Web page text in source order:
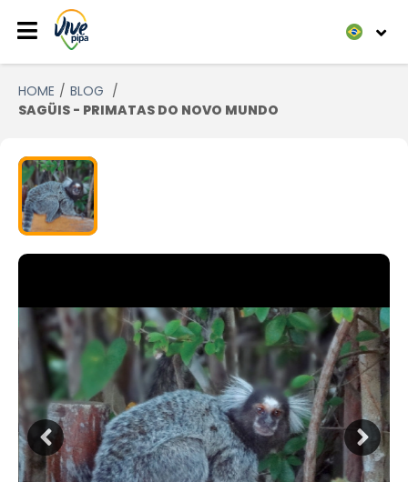
HOME
BLOG
SAGÜIS - PRIMATAS DO NOVO MUNDO